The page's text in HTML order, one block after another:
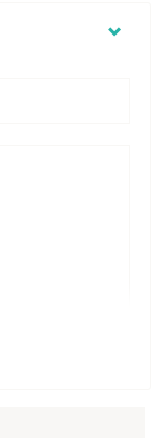
れる方は御購
対応できるこ